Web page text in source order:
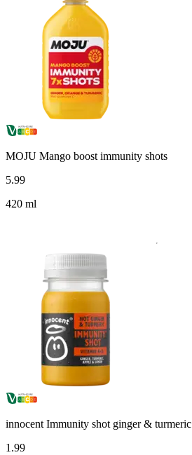
MOJU Mango boost immunity shots
5.99
420 ml
innocent Immunity shot ginger & turmeric
1 .99